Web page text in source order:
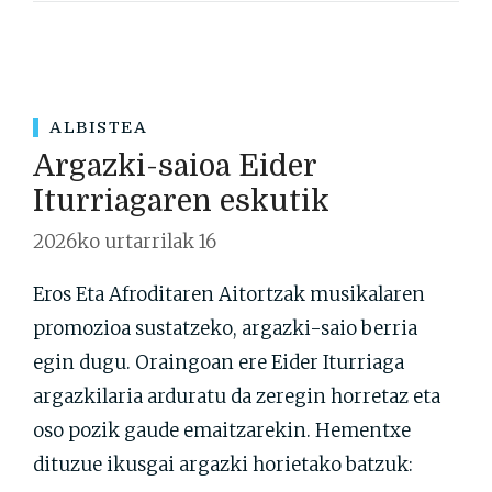
ALBISTEA
Argazki-saioa Eider
Iturriagaren eskutik
2026ko urtarrilak 16
Eros Eta Afroditaren Aitortzak musikalaren
promozioa sustatzeko, argazki-saio berria
egin dugu. Oraingoan ere Eider Iturriaga
argazkilaria arduratu da zeregin horretaz eta
oso pozik gaude emaitzarekin. Hementxe
dituzue ikusgai argazki horietako batzuk: